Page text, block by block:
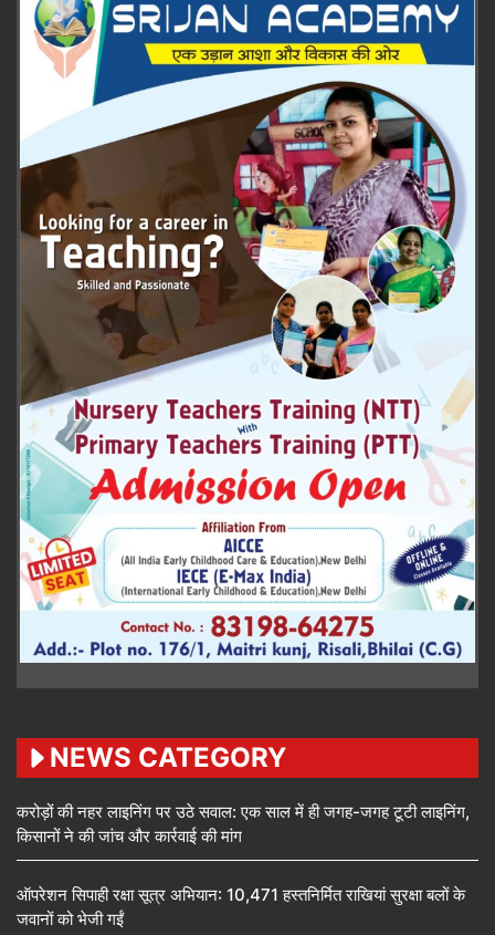
NEWS CATEGORY
करोड़ों की नहर लाइनिंग पर उठे सवाल: एक साल में ही जगह-जगह टूटी लाइनिंग,
किसानों ने की जांच और कार्रवाई की मांग
ऑपरेशन सिपाही रक्षा सूत्र अभियान: 10,471 हस्तनिर्मित राखियां सुरक्षा बलों के
जवानों को भेजी गईं